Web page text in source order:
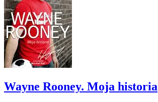
Wayne Rooney. Moja historia